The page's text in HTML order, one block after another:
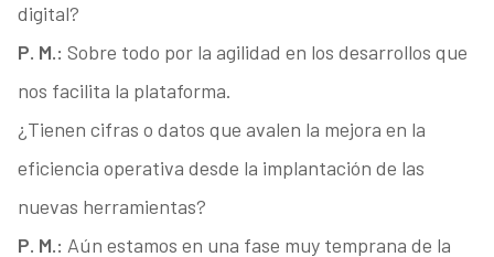
digital?
P. M.: Sobre todo por la agilidad en los desarrollos que
nos facilita la plataforma.
¿Tienen cifras o datos que avalen la mejora en la
eficiencia operativa desde la implantación de las
nuevas herramientas?
P. M.: Aún estamos en una fase muy temprana de la